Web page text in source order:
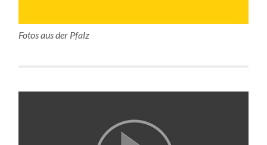
Fotos aus der Pfalz